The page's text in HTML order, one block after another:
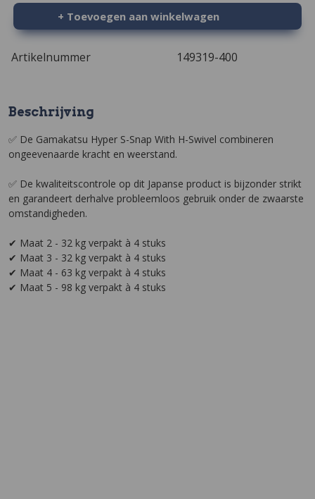
+ Toevoegen aan winkelwagen
Artikelnummer 149319-400
Beschrijving
✅ De Gamakatsu Hyper S-Snap With H-Swivel combineren
ongeevenaarde kracht en weerstand.
✅ De kwaliteitscontrole op dit Japanse product is bijzonder strikt
en garandeert derhalve probleemloos gebruik onder de zwaarste
omstandigheden.
✔ Maat 2 - 32 kg verpakt à 4 stuks
✔ Maat 3 - 32 kg verpakt à 4 stuks
✔ Maat 4 - 63 kg verpakt à 4 stuks
✔ Maat 5 - 98 kg verpakt à 4 stuks